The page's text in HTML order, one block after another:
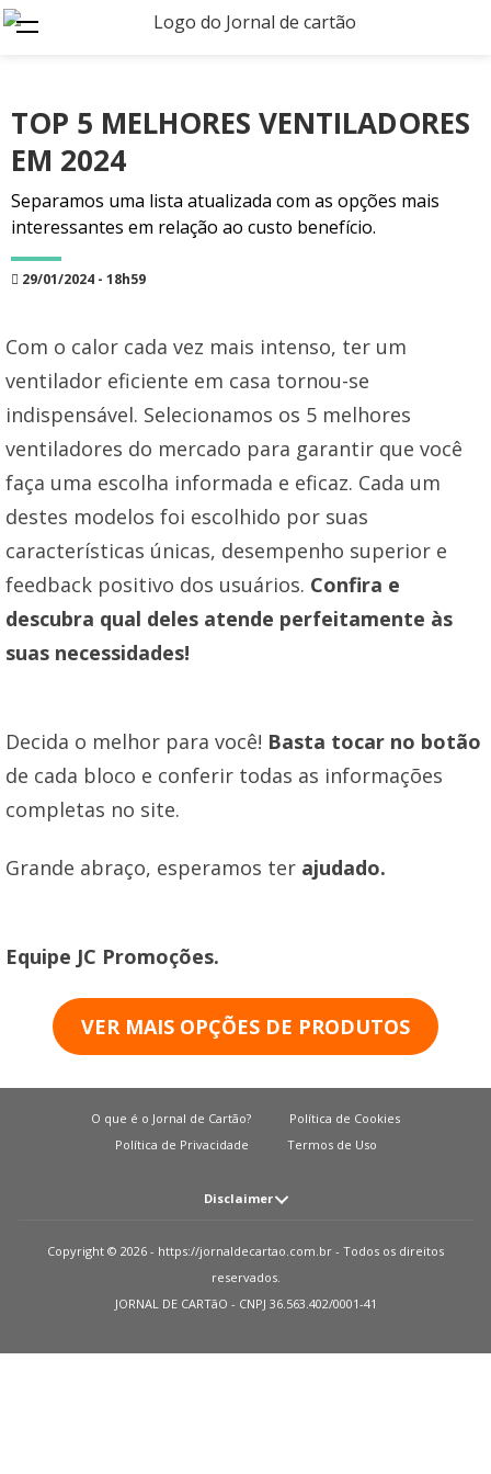
TOP 5 MELHORES VENTILADORES
EM 2024
Separamos uma lista atualizada com as opções mais
interessantes em relação ao custo benefício.
29/01/2024 - 18h59
Com o calor cada vez mais intenso, ter um
ventilador eficiente em casa tornou-se
indispensável. Selecionamos os 5 melhores
ventiladores do mercado para garantir que você
faça uma escolha informada e eficaz. Cada um
destes modelos foi escolhido por suas
características únicas, desempenho superior e
feedback positivo dos usuários. Confira e
descubra qual deles atende perfeitamente às
suas necessidades!
Decida o melhor para você! Basta tocar no botão
de cada bloco e conferir todas as informações
completas no site.
Grande abraço, esperamos ter ajudado.
Equipe JC Promoções.
VER MAIS OPÇÕES DE PRODUTOS
O que é o Jornal de Cartão?
Política de Cookies
Política de Privacidade
Termos de Uso
Disclaimer
em dinheiro para liberação de qualquer tipo de produto financeiro, seja
cartão de crédito, financiamento ou empréstimo. Caso isto aconteça nos
avise pelo formulário imediatamente. Observações: O JORNAL DE CARTãO
ressaltar que essas informações podem divergir das informações
Copyright © 2026 - https://jornaldecartao.com.br - Todos os direitos
reservados.
JORNAL DE CARTãO - CNPJ 36.563.402/0001-41